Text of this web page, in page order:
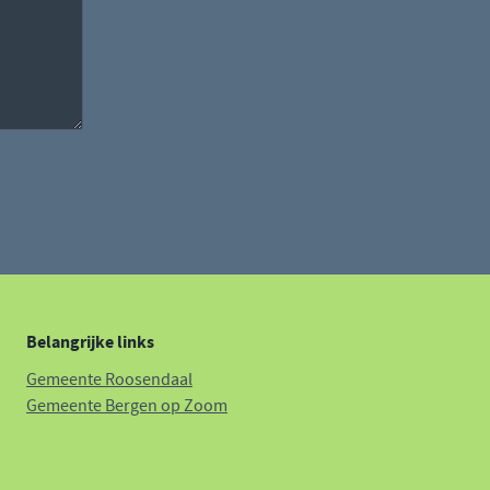
Belangrijke links
Gemeente Roosendaal
Gemeente Bergen op Zoom